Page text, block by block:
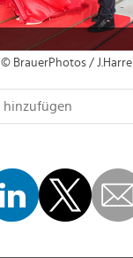
© BrauerPhotos / J.Harrell